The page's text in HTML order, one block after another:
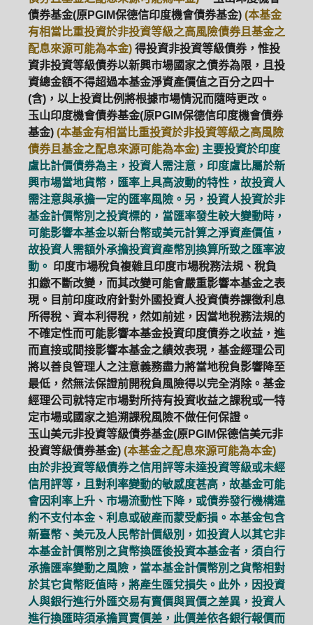
ETF 中國好時平衡 壽星優惠
醫療生化 中國品牌 0%手續費
基金申購 策略成長 拉丁美洲
大中華
債券基金(原PGIM保德信印度機會債券基金) (本基金
有相當比重投資於非投資等級之高風險債券且基金之
配息來源可能為本金) 得投資非投資等級債券，惟投
資非投資等級債券以新興市場國家之債券為限，且投
資總金額不得超過本基金淨資產價值之百分之四十
(含)，以上投資比例將根據市場情況而隨時更改。
玉山印度機會債券基金(原PGIM保德信印度機會債券
基金) (本基金有相當比重投資於非投資等級之高風險
債券且基金之配息來源可能為本金) 主要投資於印度
盧比計價債券為主，投資人需注意，印度盧比屬於新
興市場當地貨幣，匯率上具高波動的特性，故投資人
需注意與承擔一定的匯率風險。另，投資人投資於非
基金計價幣別之投資標的，當匯率發生較大變動時，
可能影響本基金以新台幣或美元計算之淨資產價值，
故投資人需額外承擔投資資產幣別換算所致之匯率波
動。 印度市場稅負複雜且印度市場稅務法規、稅負
扣繳不斷改變，而其改變可能會嚴重影響本基金之表
現。目前印度政府針對外國投資人投資債券課徵利息
所得稅、資本利得稅，然如前述，因當地稅務法規的
不確定性而可能影響本基金投資印度債券之收益，進
而直接或間接影響本基金之績效表現，基金經理公司
將以善良管理人之注意義務盡力將當地稅負影響降至
最低，然無法保證前開稅負風險得以完全消除。基金
經理公司就特定市場對所持有投資收益之課稅或一特
定市場或國家之追溯課稅風險不做任何保證。
玉山美元非投資等級債券基金(原PGIM保德信美元非
投資等級債券基金) (本基金之配息來源可能為本金)
由於非投資等級債券之信用評等未達投資等級或未經
信用評等，且對利率變動的敏感度甚高，故基金可能
會因利率上升、市場流動性下降，或債券發行機構違
約不支付本金、利息或破產而蒙受虧損。本基金包含
新臺幣、美元及人民幣計價級別，如投資人以其它非
本基金計價幣別之貨幣換匯後投資本基金者，須自行
承擔匯率變動之風險，當本基金計價幣別之貨幣相對
於其它貨幣貶值時，將產生匯兌損失。此外，因投資
人與銀行進行外匯交易有賣價與買價之差異，投資人
進行換匯時須承擔買賣價差，此價差依各銀行報價而